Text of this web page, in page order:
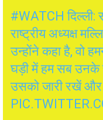
#WATCH
राष्ट्रीय अध्यक्ष
उन्होंने कहा है, वो
घड़ी में हम सब उनके
उसको जारी रखें